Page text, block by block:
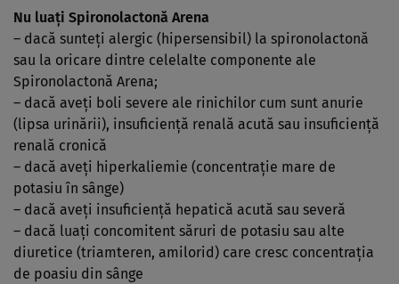
Nu luaţi Spironolactonă Arena
– dacă sunteţi alergic (hipersensibil) la spironolactonă
sau la oricare dintre celelalte componente ale
Spironolactonă Arena;
– dacă aveţi boli severe ale rinichilor cum sunt anurie
(lipsa urinării), insuficienţă renală acută sau insuficienţă
renală cronică
– dacă aveţi hiperkaliemie (concentraţie mare de
potasiu în sânge)
– dacă aveţi insuficienţă hepatică acută sau severă
– dacă luaţi concomitent săruri de potasiu sau alte
diuretice (triamteren, amilorid) care cresc concentraţia
de poasiu din sânge